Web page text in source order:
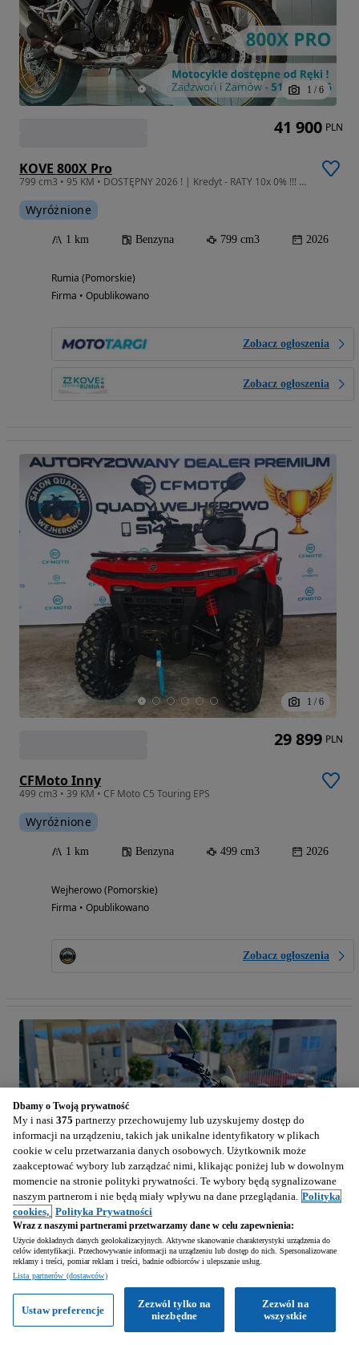
1 / 6
KOVE 800X Pro
799 cm3 • 95 KM • DOSTĘPNY 2026 ! | Kredyt - RATY 10x 0% !!! | Leasing od 102%
Wyróżnione
1 km Benzyna 799 cm3 2026
Rumia (Pomorskie)
Firma • Opublikowano
Zobacz ogłoszenia
Zobacz ogłoszenia
41 900 PLN
1 / 6
CFMoto Inny
499 cm3 • 39 KM • CF Moto C5 Touring EPS
Wyróżnione
1 km Benzyna 499 cm3 2026
Wejherowo (Pomorskie)
Firma • Opublikowano
Zobacz ogłoszenia
29 899 PLN
1/6
BMW R
1175 cm3 • 109 KM • BMW R 12 G/S | 10 500km | 2025 | Motocykl demonstracyjny
82 900
Dbamy o Twoją prywatność
My i nasi 375 partnerzy przechowujemy lub uzyskujemy dostęp do
informacji na urządzeniu, takich jak unikalne identyfikatory w plikach
cookie w celu przetwarzania danych osobowych. Użytkownik może
zaakceptować wybory lub zarządzać nimi, klikając poniżej lub w dowolnym
momencie na stronie polityki prywatności. Te wybory będą sygnalizowane
naszym partnerom i nie będą miały wpływu na dane przeglądania. Polityka
cookies, Polityka Prywatności
Wraz z naszymi partnerami przetwarzamy dane w celu zapewnienia:
Użycie dokładnych danych geolokalizacyjnych. Aktywne skanowanie charakterystyki urządzenia do
celów identyfikacji. Przechowywanie informacji na urządzeniu lub dostęp do nich. Spersonalizowane
reklamy i treści, pomiar reklam i treści, badnie odbiorców i ulepszanie usług.
Lista partnerów (dostawców)
Zezwól na
wszystkie
Zezwól tylko na
niezbędne
Ustaw preferencje